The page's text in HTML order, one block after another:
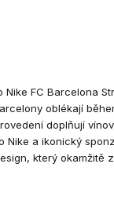
Nike FC Barcelona
oblékají
doplňují
Nike a ikonický
který okamžitě